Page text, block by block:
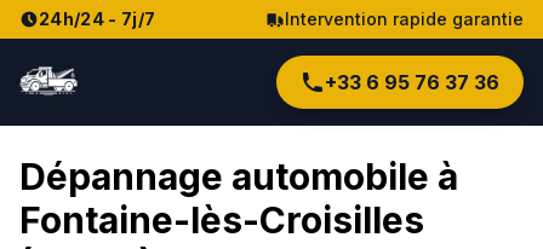
24h/24 - 7j/7 Intervention rapide garantie
+33 6 95 76 37 36
Dépannage automobile à
Fontaine-lès-Croisilles